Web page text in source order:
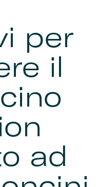
per
il
ad